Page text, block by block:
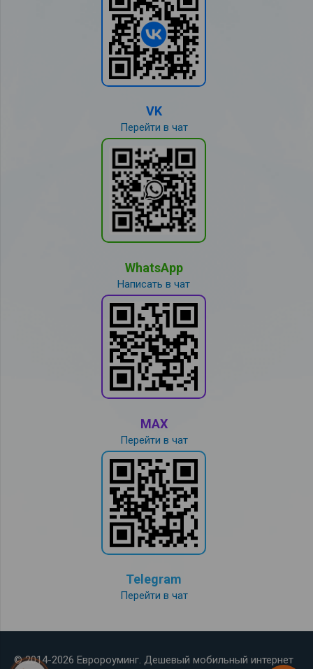
VK
Перейти в чат
WhatsApp
Написать в чат
MAX
Перейти в чат
Telegram
Перейти в чат
© 2014-2026 Евророуминг. Дешевый мобильный интернет